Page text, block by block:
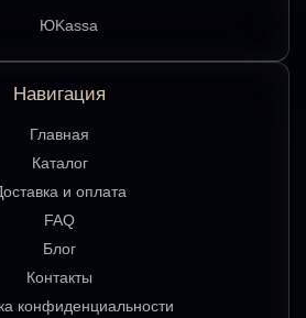
Навигация
Главная
Каталог
и оплата
FAQ
Блог
Контакты
конфиденциальности